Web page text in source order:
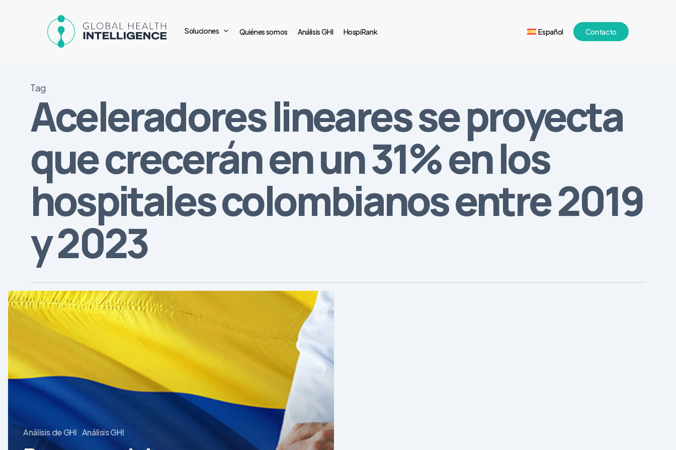
Soluciones Quiénes somos Análisis GHI HospiRank Español Contacto
Tag
Aceleradores lineares se proyecta
que crecerán en un 31% en los
hospitales colombianos entre 2019
y 2023
Resumen
del
equipos
médicos
en
Colombia
Análisis de GHI Análisis GHI